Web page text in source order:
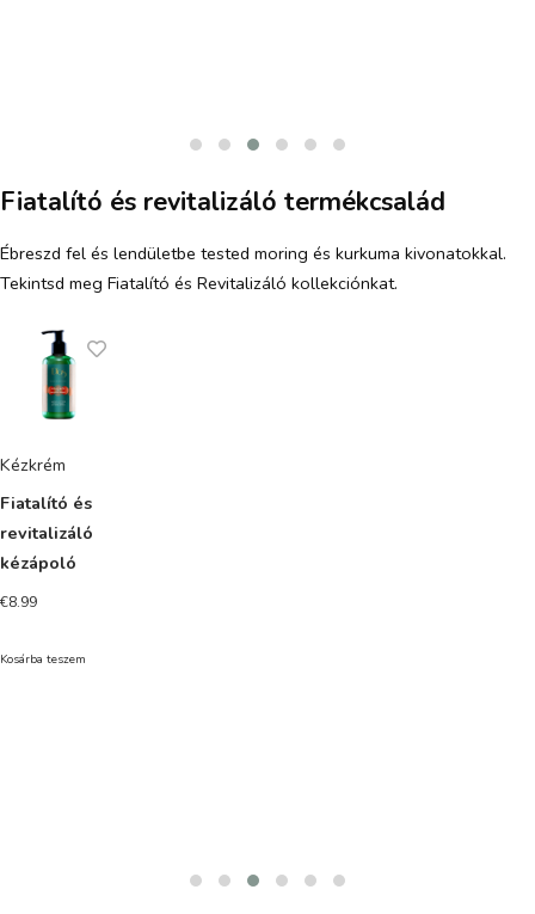
Fiatalító és revitalizáló termékcsalád
Ébreszd fel és lendületbe tested moring és kurkuma kivonatokkal.
Tekintsd meg Fiatalító és Revitalizáló kollekciónkat.
Kézkrém
Fiatalító és
revitalizáló
kézápoló
€8.99
Kosárba teszem